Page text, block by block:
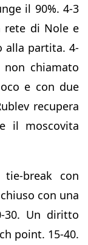
il 90%. 4-3
rete di Nole e
alla partita. 4-
chiamato
e con due
recupera
il moscovita
break con
con una
30. Un diritto
point. 15-40.